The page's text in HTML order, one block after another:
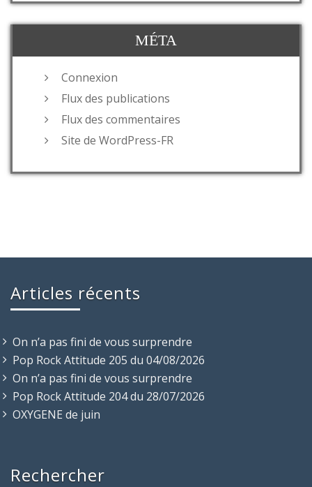
MÉTA
Connexion
Flux des publications
Flux des commentaires
Site de WordPress-FR
Articles récents
On n’a pas fini de vous surprendre
Pop Rock Attitude 205 du 04/08/2026
On n’a pas fini de vous surprendre
Pop Rock Attitude 204 du 28/07/2026
OXYGENE de juin
Rechercher